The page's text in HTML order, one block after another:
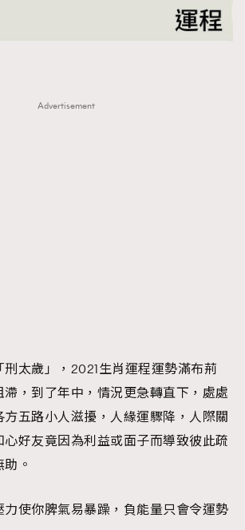
Advertisement
太歲」，2021生肖運程運勢滿布荊
，到了年中，情況更急轉直下，處處
五路小人滋擾，人緣運驟降，人際關
好友竟因為利益或面子而導致彼此疏
。
力使你脾氣易暴躁，負能量只會令運勢